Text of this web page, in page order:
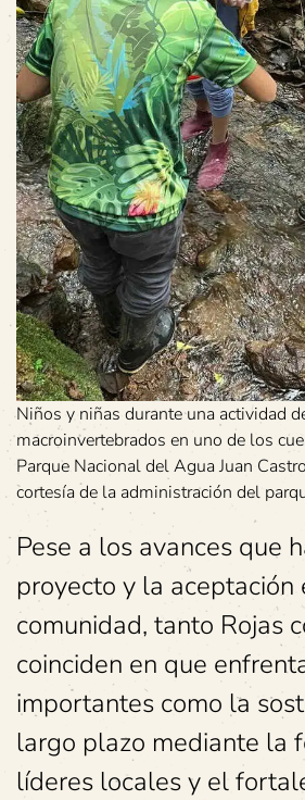
Niños y niñas durante una actividad
macroinvertebrados en uno de los
Parque Nacional del Agua Juan
cortesía de la administración del
Pese a los avances que
proyecto y la aceptación
comunidad, tanto Rojas
coinciden en que
importantes como la
largo plazo mediante la
líderes locales y el